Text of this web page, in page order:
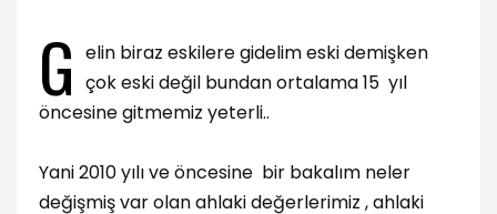
G elin biraz eskilere gidelim eski demişken
çok eski değil bundan ortalama 15 yıl
öncesine gitmemiz yeterli..
Yani 2010 yılı ve öncesine bir bakalım neler
değişmiş var olan ahlaki değerlerimiz , ahlaki